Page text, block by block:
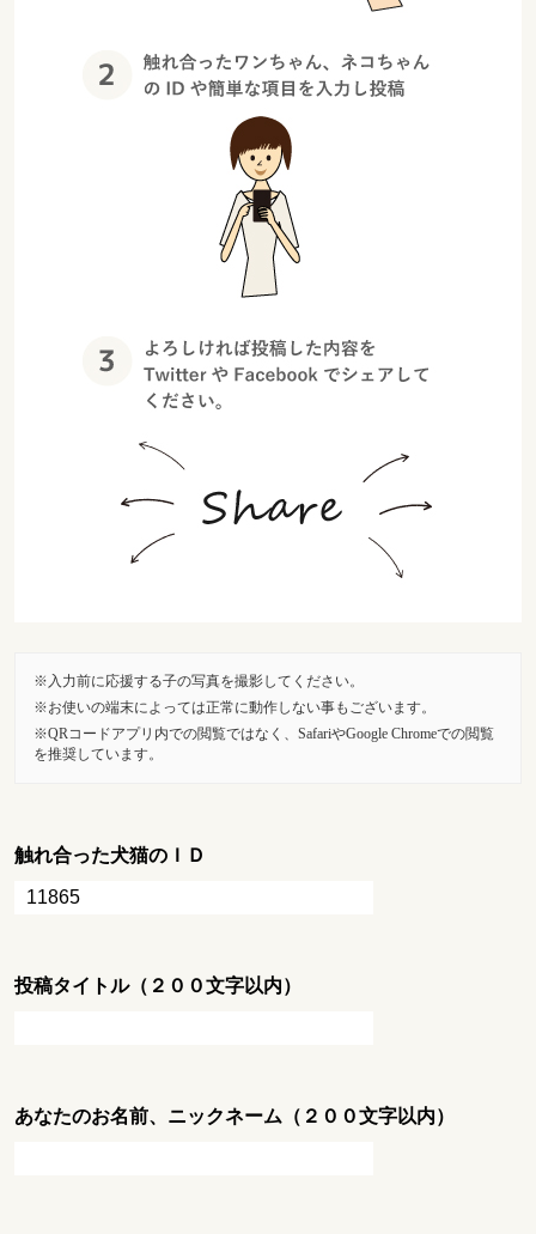
入力前に応援する子の写真を撮影してください。
お使いの端末によっては正常に動作しない事もございます。
QRコードアプリ内での閲覧ではなく、SafariやGoogle Chromeでの閲覧
を推奨しています。
触れ合った犬猫のＩＤ
投稿タイトル（２００文字以内）
あなたのお名前、ニックネーム（２００文字以内）